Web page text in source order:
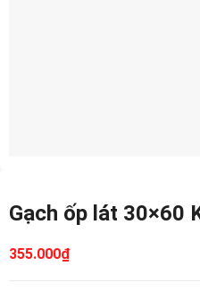
Gạch ốp lát 30×60
355.000₫